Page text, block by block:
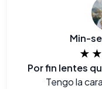
Min-
Tengo la